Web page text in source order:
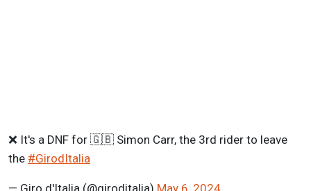
❌ It's a DNF for 🇬🇧 Simon Carr, the 3rd rider to leave
the #GirodItalia
— Giro d'Italia (@giroditalia) May 6, 2024